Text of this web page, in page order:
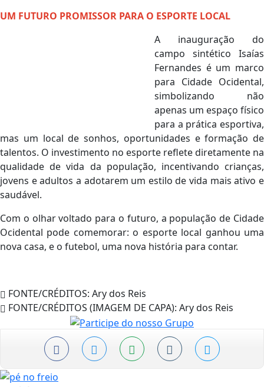
UM FUTURO PROMISSOR PARA O ESPORTE LOCAL
A inauguração do
campo sintético Isaías
Fernandes é um marco
para Cidade Ocidental,
simbolizando não
apenas um espaço físico
para a prática esportiva,
mas um local de sonhos, oportunidades e formação de
talentos. O investimento no esporte reflete diretamente na
qualidade de vida da população, incentivando crianças,
jovens e adultos a adotarem um estilo de vida mais ativo e
saudável.
Com o olhar voltado para o futuro, a população de Cidade
Ocidental pode comemorar: o esporte local ganhou uma
nova casa, e o futebol, uma nova história para contar.
FONTE/CRÉDITOS: Ary dos Reis
FONTE/CRÉDITOS (IMAGEM DE CAPA): Ary dos Reis